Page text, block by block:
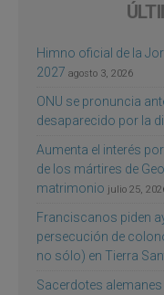
Himno oficial de la
2027 agosto 3, 2026
ONU se pronuncia
desaparecido por la
Aumenta el interés
de los mártires de
matrimonio julio 25,
Franciscanos piden
persecución de
no sólo) en Tierra
Sacerdotes